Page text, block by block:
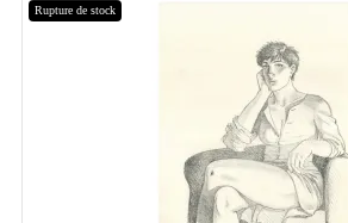
Rupture de stock